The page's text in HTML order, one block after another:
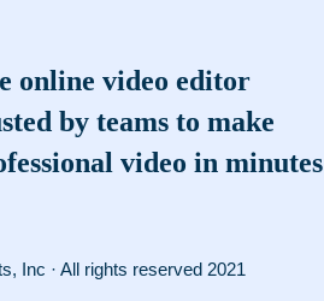
online video editor
by teams to make
video in minutes
Inc · All rights reserved 2021